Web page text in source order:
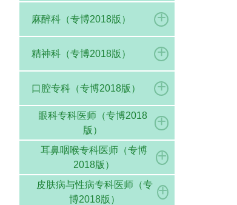
麻醉科（专博2018版） +
精神科（专博2018版） +
口腔专科（专博2018版） +
眼科专科医师（专博2018
版）
+
耳鼻咽喉专科医师（专博
2018版）
+
皮肤病与性病专科医师（专
博2018版）
+